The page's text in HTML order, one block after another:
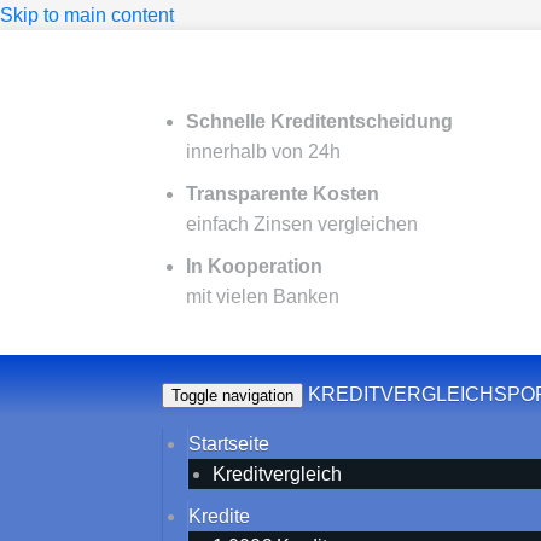
Skip to main content
Schnelle Kreditentscheidung
innerhalb von 24h
Transparente Kosten
einfach Zinsen vergleichen
In Kooperation
mit vielen Banken
Toggle navigation
Startseite
Kreditvergleich
Kredite